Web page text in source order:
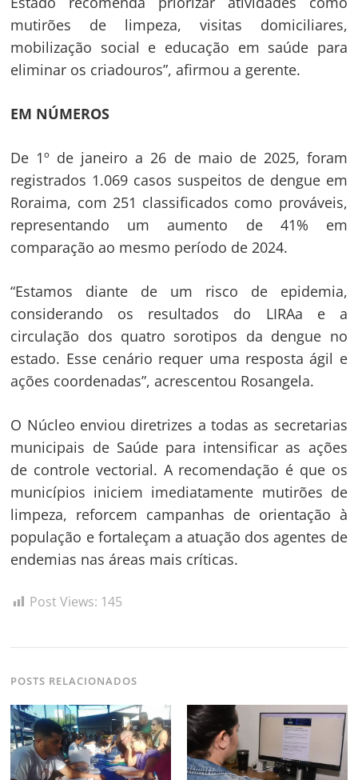
mutirões de limpeza, visitas domiciliares,
mobilização social e educação em saúde para
eliminar os criadouros”, afirmou a gerente.
EM NÚMEROS
De 1º de janeiro a 26 de maio de 2025, foram
registrados 1.069 casos suspeitos de dengue em
Roraima, com 251 classificados como prováveis,
representando um aumento de 41% em
comparação ao mesmo período de 2024.
“Estamos diante de um risco de epidemia,
considerando os resultados do LIRAa e a
circulação dos quatro sorotipos da dengue no
estado. Esse cenário requer uma resposta ágil e
ações coordenadas”, acrescentou Rosangela.
O Núcleo enviou diretrizes a todas as secretarias
municipais de Saúde para intensificar as ações
de controle vectorial. A recomendação é que os
municípios iniciem imediatamente mutirões de
limpeza, reforcem campanhas de orientação à
população e fortaleçam a atuação dos agentes de
endemias nas áreas mais críticas.
Post Views: 145
POSTS RELACIONADOS